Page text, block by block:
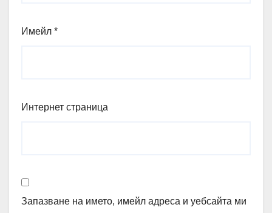
Имейл *
Интернет страница
Запазване на името, имейл адреса и уебсайта ми